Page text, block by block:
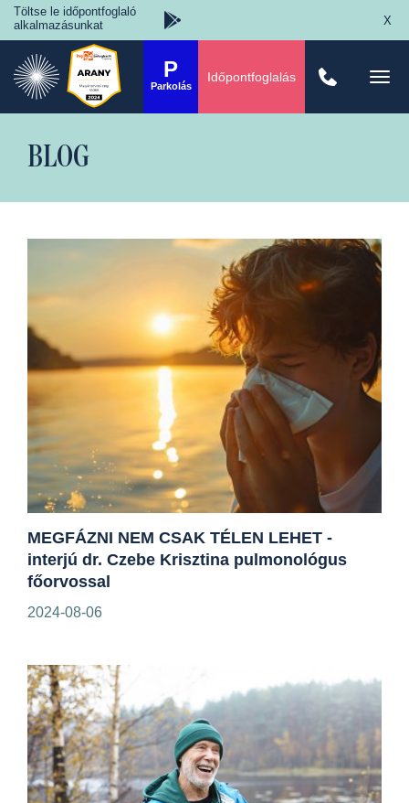
Töltse le időpontfoglaló
alkalmazásunkat
X
P
Parkolás
Időpontfoglalás
BLOG
MEGFÁZNI NEM CSAK TÉLEN LEHET -
interjú dr. Czebe Krisztina pulmonológus
főorvossal
2024-08-06